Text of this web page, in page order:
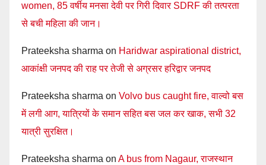
women, 85 वर्षीय मनसा देवी पर गिरी दिवार SDRF की तत्परता
से बची महिला की जान।
Prateeksha sharma on Haridwar aspirational district,
आकांक्षी जनपद की राह पर तेजी से अग्रसर हरिद्वार जनपद
Prateeksha sharma on Volvo bus caught fire, वाल्वो बस
में लगी आग, यात्रियों के समान सहित बस जल कर खाक, सभी 32
यात्री सुरक्षित।
Prateeksha sharma on A bus from Nagaur, राजस्थान